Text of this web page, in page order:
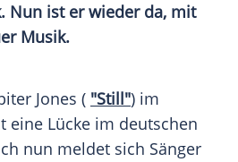
Nun ist er wieder da, mit
Musik.
Jones ( "Still") im
eine Lücke im deutschen
nun meldet sich Sänger